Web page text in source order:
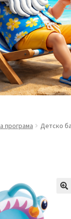
програма Детско